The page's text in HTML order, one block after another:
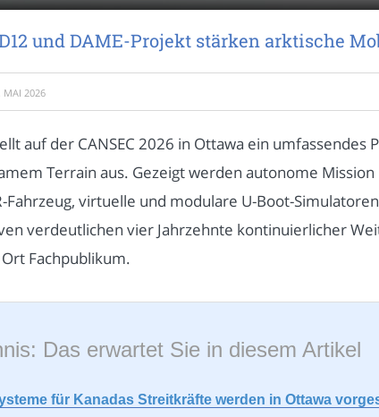
und DAME-Projekt stärken arktische
MAI 2026
auf der CANSEC 2026 in Ottawa ein
Terrain aus. Gezeigt werden autonome
Fahrzeug, virtuelle und modulare U-Boot-
verdeutlichen vier Jahrzehnte kontinuierlicher
Fachpublikum.
Das erwartet Sie in diesem Artikel
für Kanadas Streitkräfte werden in Ottawa